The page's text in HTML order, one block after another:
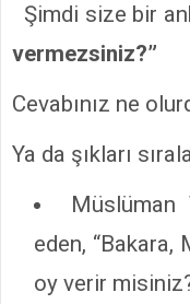
Şimdi size bir
vermezsiniz?”
Cevabınız ne
Ya da şıkları
Müslüman
eden, “Bakara,
oy verir